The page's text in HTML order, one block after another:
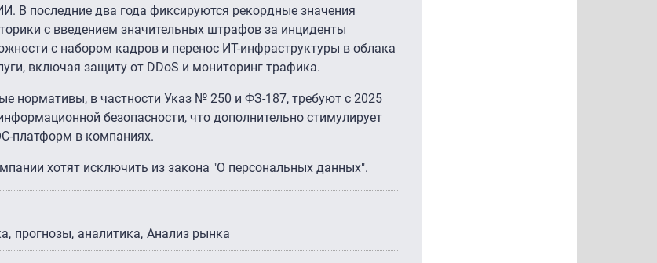
В последние два года фиксируются рекордные значения
с введением значительных штрафов за инциденты
с набором кадров и перенос ИТ-инфраструктуры в облака
включая защиту от DDoS и мониторинг трафика.
нормативы, в частности Указ № 250 и ФЗ-187, требуют с 2025
безопасности, что дополнительно стимулирует
платформ в компаниях.
хотят исключить из закона "О персональных данных".
прогнозы аналитика Анализ рынка